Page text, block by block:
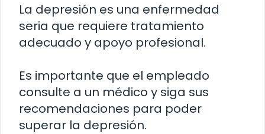
La depresión es una enfermedad
seria que requiere tratamiento
adecuado y apoyo profesional.
Es importante que el empleado
consulte a un médico y siga sus
recomendaciones para poder
superar la depresión.